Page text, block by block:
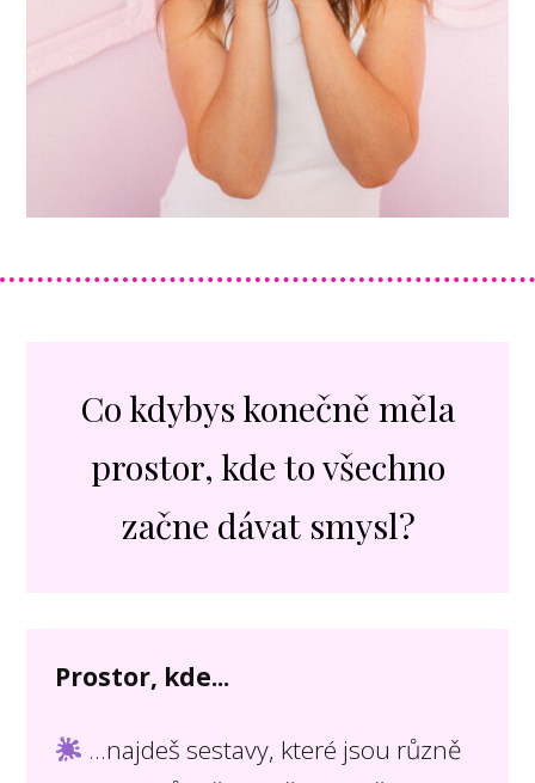
Co kdybys konečně měla
prostor, kde to všechno
začne dávat smysl?
Prostor, kde...
...najdeš sestavy, které jsou různě